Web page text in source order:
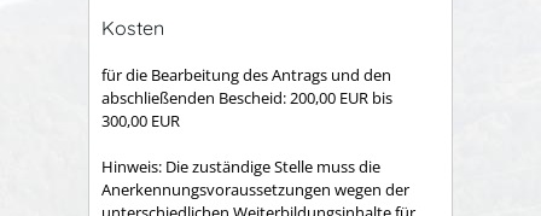
Kosten
für die Bearbeitung des Antrags und den
abschließenden Bescheid: 200,00 EUR bis
300,00 EUR
Hinweis: Die zuständige Stelle muss die
Anerkennungsvoraussetzungen wegen der